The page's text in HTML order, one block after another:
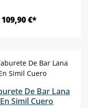
€*
De Bar Lana
Simil Cuero